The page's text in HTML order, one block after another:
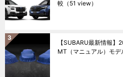
較 （51 view）
【SUBARU最新情報
MT（マニュアル）モデ